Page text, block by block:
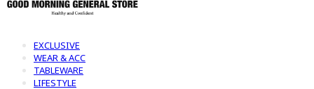
EXCLUSIVE
WEAR & ACC
TABLEWARE
LIFESTYLE